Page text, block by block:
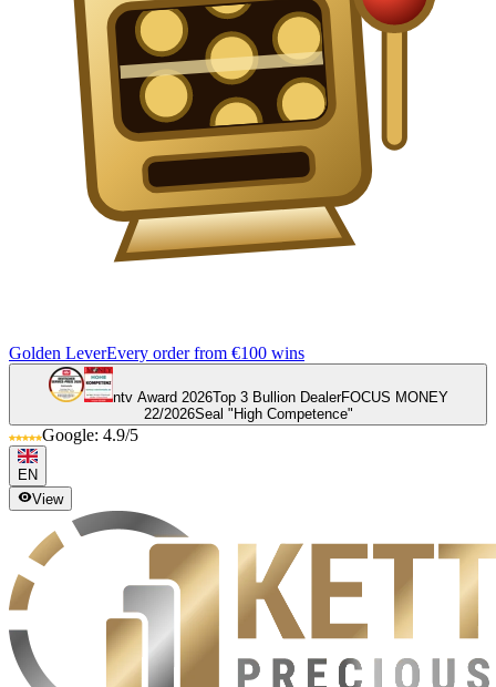
Golden LeverEvery order from €100 wins
ntv Award 2026Top 3 Bullion DealerFOCUS MONEY
22/2026Seal "High Competence"
Google: 4.9/5
EN
View